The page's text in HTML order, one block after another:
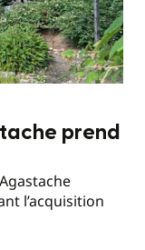
prend
l’acquisition